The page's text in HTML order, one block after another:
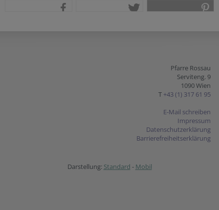
Pfarre Rossau
Serviteng. 9
1090 Wien
T +43 (1) 317 61 95
E-Mail schreiben
Impressum
Datenschutzerklärung
Barrierefreiheitserklärung
Darstellung: Standard - Mobil